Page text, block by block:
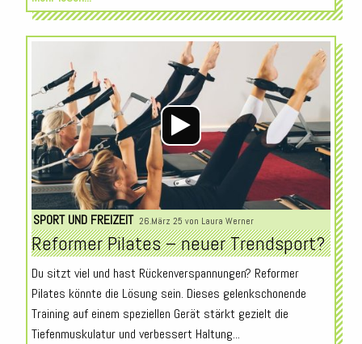
Audio-
Player
SPORT UND FREIZEIT 26.März 25 von Laura Werner
Reformer Pilates – neuer Trendsport?
Du sitzt viel und hast Rückenverspannungen? Reformer
Pilates könnte die Lösung sein. Dieses gelenkschonende
Training auf einem speziellen Gerät stärkt gezielt die
Tiefenmuskulatur und verbessert Haltung...